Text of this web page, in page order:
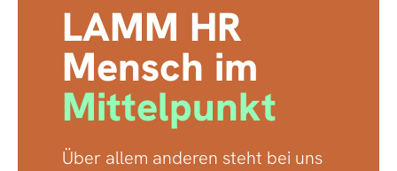
LAMM HR
Mensch im
Mittelpunkt
Über allem anderen steht bei uns